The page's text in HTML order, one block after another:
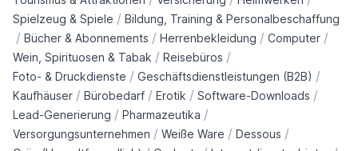
Spielzeug & Spiele / Bildung, Training & Personalbeschaffung
/ Bücher & Abonnements / Herrenbekleidung / Computer /
Wein, Spirituosen & Tabak / Reisebüros /
Foto- & Druckdienste / Geschäftsdienstleistungen (B2B) /
Kaufhäuser / Bürobedarf / Erotik / Software-Downloads /
Lead-Generierung / Pharmazeutika /
Versorgungsunternehmen / Weiße Ware / Dessous /